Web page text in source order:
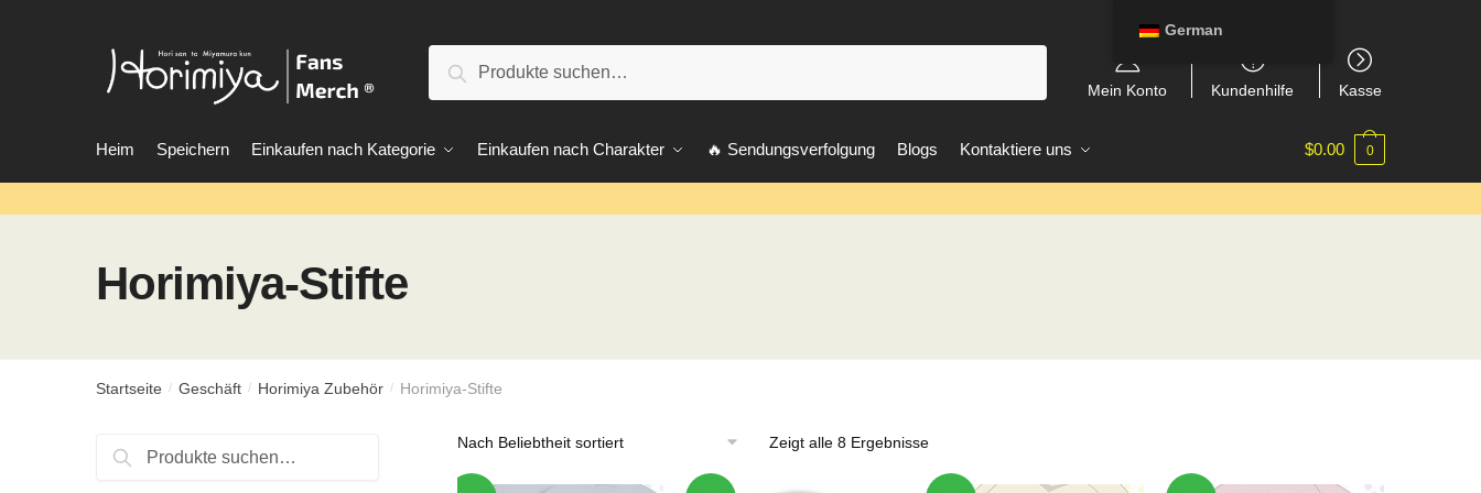
nach:
Suche
Mein Konto Kundenhilfe Kasse
Heim Speichern Einkaufen nach Kategorie Einkaufen nach Charakter 🔥 Sendungsverfolgung Blogs Kontaktiere uns $0.00 0
Horimiya-Stifte
Startseite / Geschäft / Horimiya Zubehör / Horimiya-Stifte
Zeigt alle 8 Ergebnisse
Suche
Suche
German